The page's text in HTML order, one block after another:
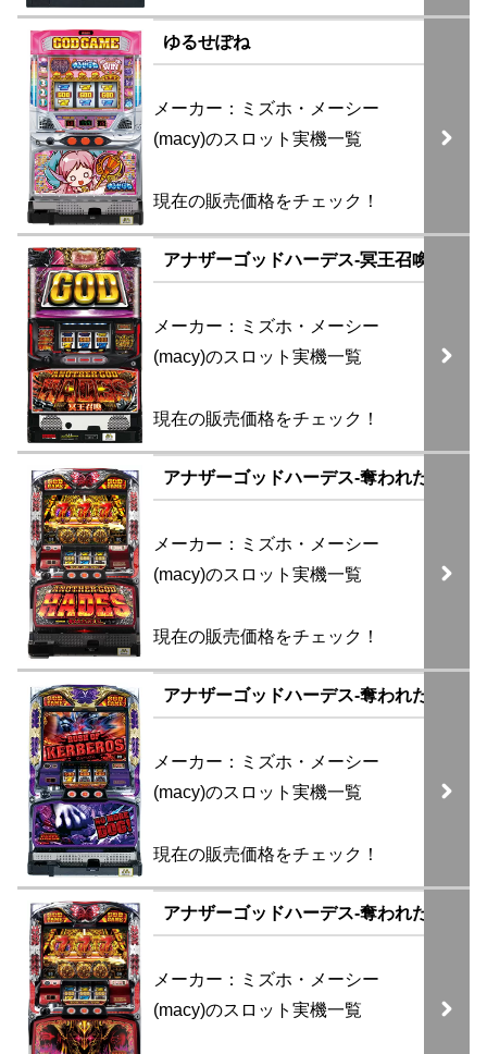
ゆるせぽね
メーカー：ミズホ・メーシー
(macy)のスロット実機一覧
現在の販売価格をチェック！
アナザーゴッドハーデス-冥王召喚-
メーカー：ミズホ・メーシー
(macy)のスロット実機一覧
現在の販売価格をチェック！
アナザーゴッドハーデス-奪われた
メーカー：ミズホ・メーシー
(macy)のスロット実機一覧
現在の販売価格をチェック！
アナザーゴッドハーデス-奪われた
メーカー：ミズホ・メーシー
(macy)のスロット実機一覧
現在の販売価格をチェック！
アナザーゴッドハーデス-奪われた
メーカー：ミズホ・メーシー
(macy)のスロット実機一覧